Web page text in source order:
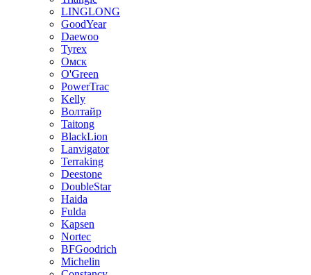
LINGLONG
GoodYear
Daewoo
Tyrex
Омск
O'Green
PowerTrac
Kelly
Волтайр
Taitong
BlackLion
Lanvigator
Terraking
Deestone
DoubleStar
Haida
Fulda
Kapsen
Nortec
BFGoodrich
Michelin